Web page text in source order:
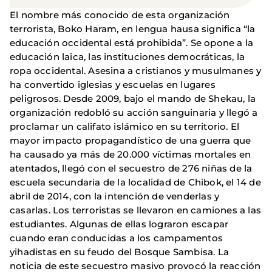
El nombre más conocido de esta organización
terrorista, Boko Haram, en lengua hausa significa “la
educación occidental está prohibida”. Se opone a la
educación laica, las instituciones democráticas, la
ropa occidental. Asesina a cristianos y musulmanes y
ha convertido iglesias y escuelas en lugares
peligrosos. Desde 2009, bajo el mando de Shekau, la
organización redobló su acción sanguinaria y llegó a
proclamar un califato islámico en su territorio. El
mayor impacto propagandístico de una guerra que
ha causado ya más de 20.000 víctimas mortales en
atentados, llegó con el secuestro de 276 niñas de la
escuela secundaria de la localidad de Chibok, el 14 de
abril de 2014, con la intención de venderlas y
casarlas. Los terroristas se llevaron en camiones a las
estudiantes. Algunas de ellas lograron escapar
cuando eran conducidas a los campamentos
yihadistas en su feudo del Bosque Sambisa. La
noticia de este secuestro masivo provocó la reacción